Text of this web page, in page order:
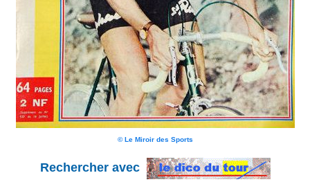
© Le Miroir des Sports
Rechercher avec